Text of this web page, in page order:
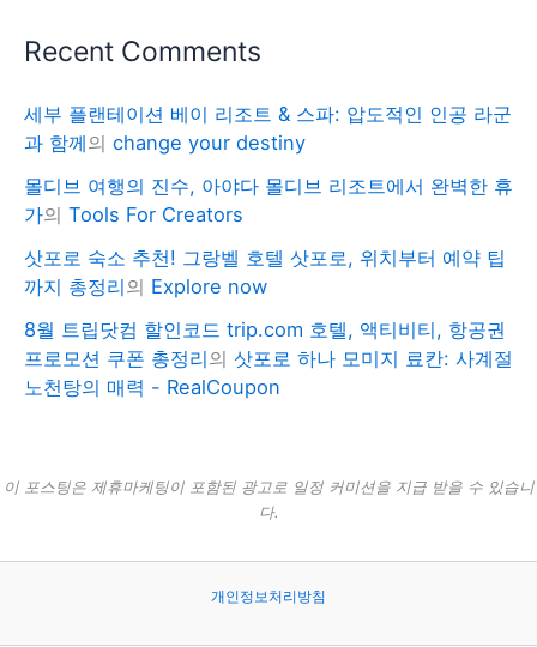
Recent Comments
세부 플랜테이션 베이 리조트 & 스파: 압도적인 인공 라군
과 함께의 change your destiny
몰디브 여행의 진수, 아야다 몰디브 리조트에서 완벽한 휴
가의 Tools For Creators
삿포로 숙소 추천! 그랑벨 호텔 삿포로, 위치부터 예약 팁
까지 총정리의 Explore now
8월 트립닷컴 할인코드 trip.com 호텔, 액티비티, 항공권
프로모션 쿠폰 총정리의 삿포로 하나 모미지 료칸: 사계절
노천탕의 매력 - RealCoupon
이 포스팅은 제휴마케팅이 포함된 광고로 일정 커미션을 지급 받을 수 있습니
다.
개인정보처리방침